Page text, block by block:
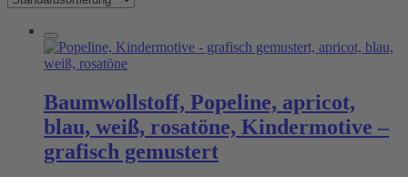
Baumwollstoff, Popeline, apricot,
blau, weiß, rosatöne, Kindermotive –
grafisch gemustert